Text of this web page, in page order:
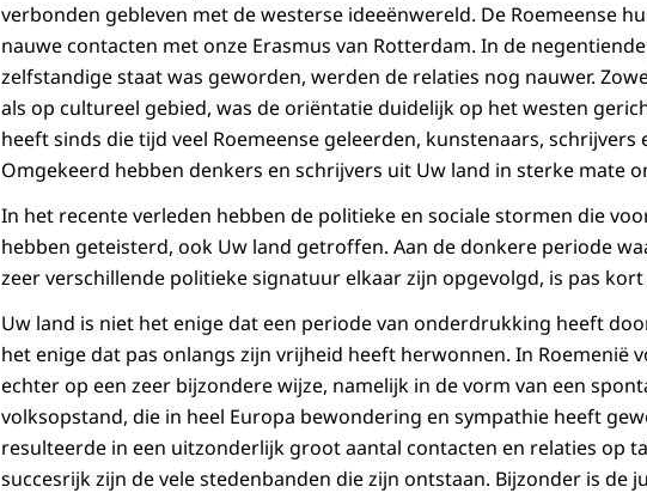
verbonden gebleven met de westerse ideeënwereld. De Roemeense
nauwe contacten met onze Erasmus van Rotterdam. In de
zelfstandige staat was geworden, werden de relaties nog nauwer.
als op cultureel gebied, was de oriëntatie duidelijk op het westen
heeft sinds die tijd veel Roemeense geleerden, kunstenaars,
Omgekeerd hebben denkers en schrijvers uit Uw land in sterke mate
In het recente verleden hebben de politieke en sociale stormen die
hebben geteisterd, ook Uw land getroffen. Aan de donkere periode
zeer verschillende politieke signatuur elkaar zijn opgevolgd, is pas
Uw land is niet het enige dat een periode van onderdrukking heeft
het enige dat pas onlangs zijn vrijheid heeft herwonnen. In Roemenië
echter op een zeer bijzondere wijze, namelijk in de vorm van een
volksopstand, die in heel Europa bewondering en sympathie heeft
resulteerde in een uitzonderlijk groot aantal contacten en relaties op
succesrijk zijn de vele stedenbanden die zijn ontstaan. Bijzonder is de